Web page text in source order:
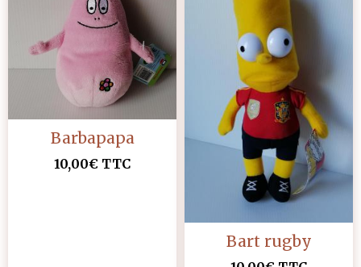
Barbapapa
10,00€ TTC
Bart rugby